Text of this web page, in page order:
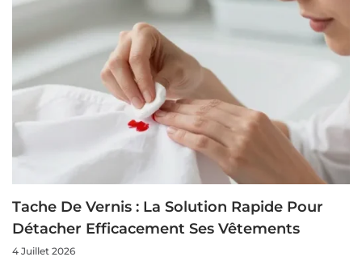
Tache De Vernis : La Solution Rapide Pour
Détacher Efficacement Ses Vêtements
4 Juillet 2026